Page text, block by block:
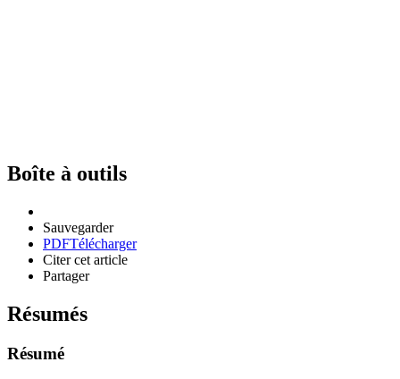
Boîte à outils
Sauvegarder
PDFTélécharger
Citer cet article
Partager
Résumés
Résumé